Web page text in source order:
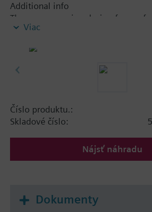
Additional info
The accompanying design frame,
or DELTA miro range, must be
Viac
Číslo produktu.:
Skladové číslo:
Nájsť náhradu
Dokumenty